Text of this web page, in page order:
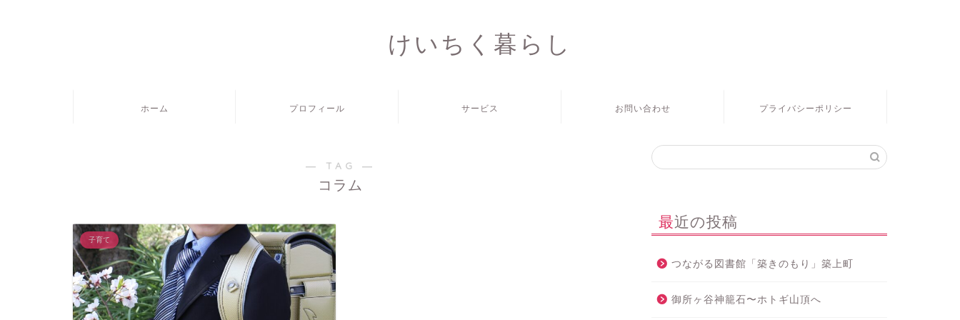
けいちく暮らし
ホーム プロフィール サービス お問い合わせ プライバシーポリシー
― TAG ―
コラム
子育て
最近の投稿
つながる図書館「築きのもり」築上町
御所ヶ谷神籠石〜ホトギ山頂へ